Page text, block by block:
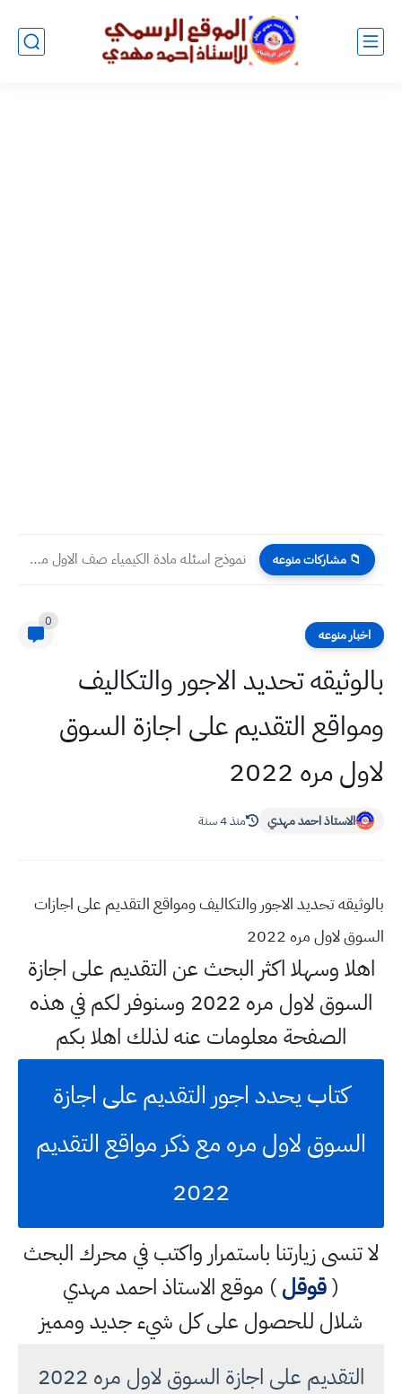
📁 مشاركات منوعه نموذج اسئله مادة الكيمياء صف الاول متوسط نصف السنه 2024
اخبار منوعه
0
بالوثيقه تحديد الاجور والتكاليف
ومواقع التقديم على اجازة السوق
لاول مره 2022
الاستاذ احمد مهدي منذ 4 سنة
بالوثيقه تحديد الاجور والتكاليف ومواقع التقديم على اجازات
السوق لاول مره 2022
اهلا وسهلا اكثر البحث عن التقديم على اجازة
السوق لاول مره 2022 وسنوفر لكم في هذه
الصفحة معلومات عنه لذلك اهلا بكم
كتاب يحدد اجور التقديم على اجازة
السوق لاول مره مع ذكر مواقع التقديم
2022
لا تنسى زيارتنا باستمرار واكتب في محرك البحث
(قوقل) موقع الاستاذ احمد مهدي
شلال للحصول على كل شيء جديد ومميز
التقديم على اجازة السوق لاول مره 2022